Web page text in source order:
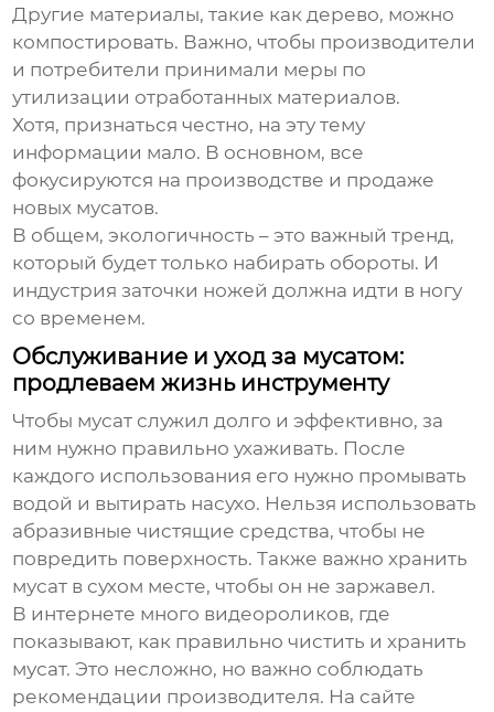
Другие материалы, такие как дерево, можно
компостировать. Важно, чтобы производители
и потребители принимали меры по
утилизации отработанных материалов.
Хотя, признаться честно, на эту тему
информации мало. В основном, все
фокусируются на производстве и продаже
новых мусатов.
В общем, экологичность – это важный тренд,
который будет только набирать обороты. И
индустрия заточки ножей должна идти в ногу
со временем.
Обслуживание и уход за мусатом:
продлеваем жизнь инструменту
Чтобы мусат служил долго и эффективно, за
ним нужно правильно ухаживать. После
каждого использования его нужно промывать
водой и вытирать насухо. Нельзя использовать
абразивные чистящие средства, чтобы не
повредить поверхность. Также важно хранить
мусат в сухом месте, чтобы он не заржавел.
В интернете много видеороликов, где
показывают, как правильно чистить и хранить
мусат. Это несложно, но важно соблюдать
рекомендации производителя. На сайте